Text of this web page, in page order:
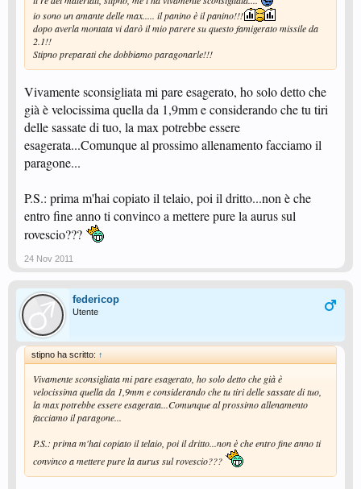
io sono un amante delle max..... il panino è il panino!!!
dopo averla montata vi darò il mio parere su questo famigerato missile da
2.1!!
Stipno preparati che dobbiamo paragonarle!!!
Vivamente sconsigliata mi pare esagerato, ho solo detto che
già è velocissima quella da 1,9mm e considerando che tu tiri
delle sassate di tuo, la max potrebbe essere
esagerata...Comunque al prossimo allenamento facciamo il
paragone...
P.S.: prima m'hai copiato il telaio, poi il dritto...non è che
entro fine anno ti convinco a mettere pure la aurus sul
rovescio???
24 Nov 2011
federicop
Utente
stipno ha scritto: ↑
Vivamente sconsigliata mi pare esagerato, ho solo detto che già è
velocissima quella da 1,9mm e considerando che tu tiri delle sassate di tuo,
la max potrebbe essere esagerata...Comunque al prossimo allenamento
facciamo il paragone...
P.S.: prima m'hai copiato il telaio, poi il dritto...non è che entro fine anno ti
convinco a mettere pure la aurus sul rovescio???